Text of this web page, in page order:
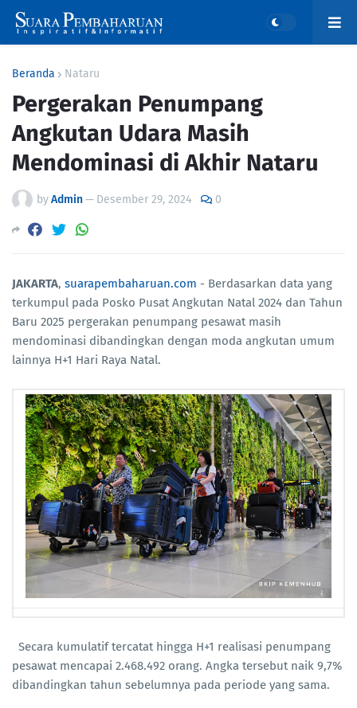
Beranda Nataru
Pergerakan Penumpang
Angkutan Udara Masih
Mendominasi di Akhir Nataru
byAdmin— Desember 29, 2024 0
JAKARTA, suarapembaharuan.com - Berdasarkan data yang
terkumpul pada Posko Pusat Angkutan Natal 2024 dan Tahun
Baru 2025 pergerakan penumpang pesawat masih
mendominasi dibandingkan dengan moda angkutan umum
lainnya H+1 Hari Raya Natal.
Secara kumulatif tercatat hingga H+1 realisasi penumpang
pesawat mencapai 2.468.492 orang. Angka tersebut naik 9,7%
dibandingkan tahun sebelumnya pada periode yang sama.